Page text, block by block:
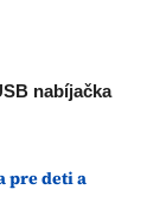
nabíjačka
pre deti a